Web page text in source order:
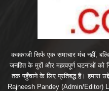
कक्काजी सिर्फ एक समाचार मंच नहीं,
जनहित के मुद्दों और महत्वपूर्ण घटनाओं को
तक पहुँचाने के लिए प्रतिबद्ध हैं। हमारा
Rajneesh Pandey (Admin/Editor)